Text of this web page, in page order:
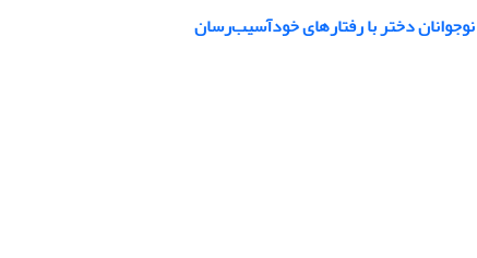
دختر با رفتارهای خودآسیب‌رسان